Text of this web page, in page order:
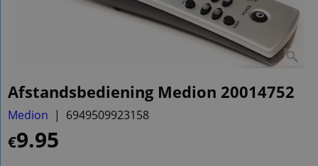
Afstandsbediening Medion 20014752
Medion 6949509923158
€9.95